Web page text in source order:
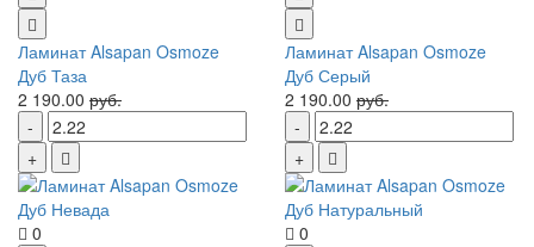
Ламинат Alsapan Osmoze
Дуб Таза
2 190.00 руб.
Ламинат Alsapan Osmoze
Дуб Серый
2 190.00 руб.
0 0